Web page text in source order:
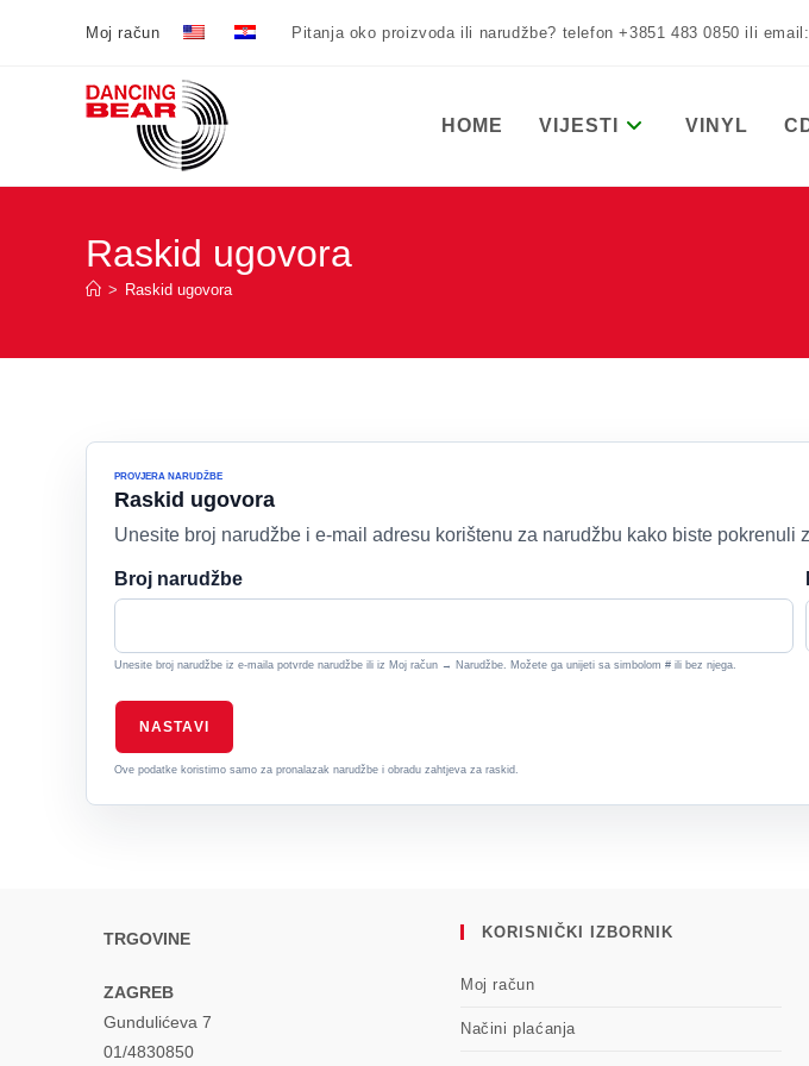
Moj račun Pitanja oko proizvoda ili narudžbe? telefon +3851 483 0850 ili
HOME VIJESTI VINYL
Raskid ugovora
> Raskid ugovora
PROVJERA NARUDŽBE
Raskid ugovora
Unesite broj narudžbe i e-mail adresu korištenu za narudžbu kako biste pokrenuli
Broj narudžbe
Unesite broj narudžbe iz e-maila potvrde narudžbe ili iz Moj račun → Narudžbe. Možete ga unijeti sa simbolom # ili bez njega.
NASTAVI
Ove podatke koristimo samo za pronalazak narudžbe i obradu zahtjeva za raskid.
TRGOVINE
ZAGREB
Gundulićeva 7
01/4830850
KORISNIČKI IZBORNIK
Moj račun
Načini plaćanja